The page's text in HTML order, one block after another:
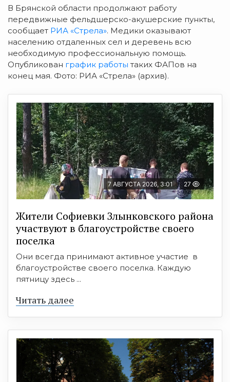
В Брянской области продолжают работу
передвижные фельдшерско-акушерские пункты,
сообщает РИА «Стрела». Медики оказывают
населению отдаленных сел и деревень всю
необходимую профессиональную помощь.
Опубликован график работы таких ФАПов на
конец мая. Фото: РИА «Стрела» (архив).
7 АВГУСТА 2026, 3:01 27
Жители Софиевки Злынковского района
участвуют в благоустройстве своего
поселка
Они всегда принимают активное участие в
благоустройстве своего поселка. Каждую
пятницу здесь ...
Читать далее